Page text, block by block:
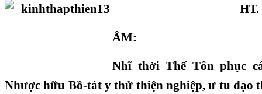
ÂM:
Nhĩ thời Thế Tôn phục
Nhược hữu Bồ-tát y thử thiện nghiệp, ư tu đạo